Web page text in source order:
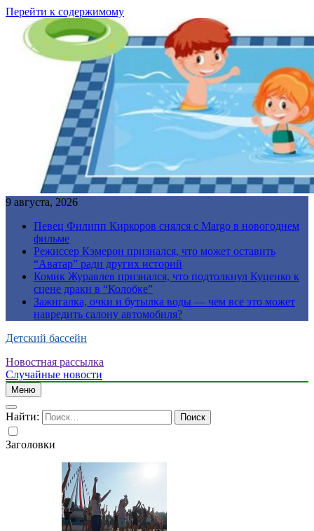
Перейти к содержимому
9 августа, 2026
Певец Филипп Киркоров снялся с Margo в новогоднем
фильме
Режиссер Кэмерон признался, что может оставить
“Аватар” ради других историй
Комик Журавлев признался, что подтолкнул Куценко к
сцене драки в “Колобке”
Зажигалка, очки и бутылка воды — чем все это может
навредить салону автомобиля?
Детский бассейн
Новостная рассылка
Случайные новости
Меню
Найти:
Заголовки